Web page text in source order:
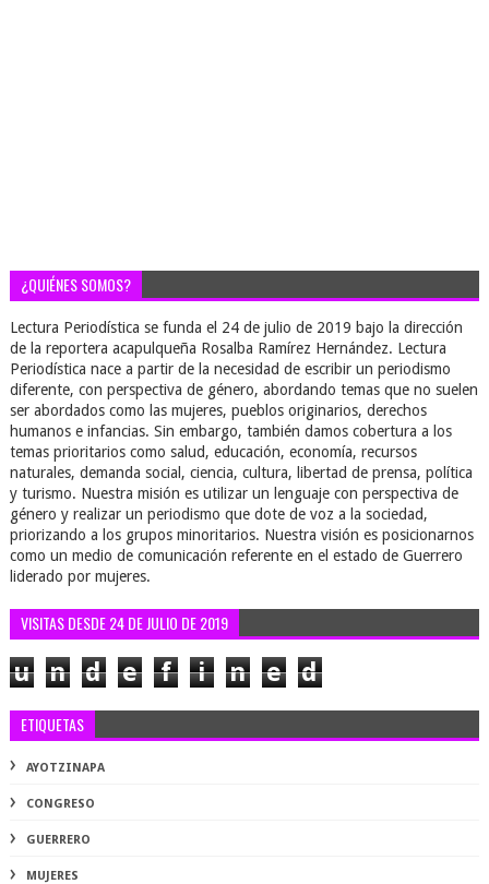
¿QUIÉNES SOMOS?
Lectura Periodística se funda el 24 de julio de 2019 bajo la dirección
de la reportera acapulqueña Rosalba Ramírez Hernández. Lectura
Periodística nace a partir de la necesidad de escribir un periodismo
diferente, con perspectiva de género, abordando temas que no suelen
ser abordados como las mujeres, pueblos originarios, derechos
humanos e infancias. Sin embargo, también damos cobertura a los
temas prioritarios como salud, educación, economía, recursos
naturales, demanda social, ciencia, cultura, libertad de prensa, política
y turismo. Nuestra misión es utilizar un lenguaje con perspectiva de
género y realizar un periodismo que dote de voz a la sociedad,
priorizando a los grupos minoritarios. Nuestra visión es posicionarnos
como un medio de comunicación referente en el estado de Guerrero
liderado por mujeres.
VISITAS DESDE 24 DE JULIO DE 2019
u n d e f i n e d
ETIQUETAS
AYOTZINAPA
CONGRESO
GUERRERO
MUJERES